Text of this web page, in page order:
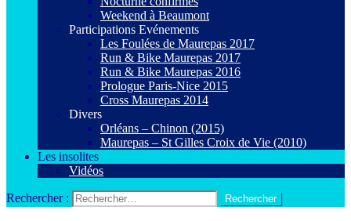
Weekend à Beaumont
Participations Evénements
Les Foulées de Maurepas 2017
Run & Bike Maurepas 2017
Run & Bike Maurepas 2016
Prologue Paris-Nice 2015
Cross Maurepas 2014
Divers
Orléans – Chinon (2015)
Maurepas – St Gilles Croix de Vie (2010)
Les insolites
Vidéos
Rechercher :